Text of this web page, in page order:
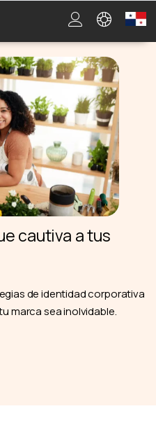
cautiva a tus
de identidad corporativa
marca sea inolvidable.